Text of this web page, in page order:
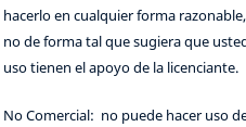
hacerlo en cualquier forma
no de forma tal que sugiera que
uso tienen el apoyo de la licenciante.
No Comercial: no puede hacer uso